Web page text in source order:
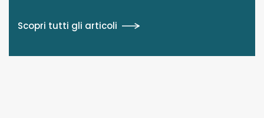
Scopri tutti gli articoli